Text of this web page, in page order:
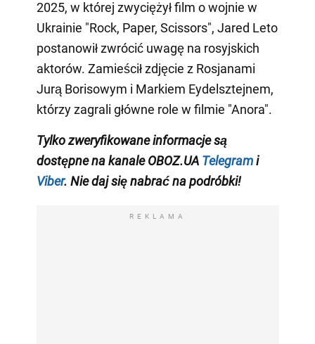
2025, w której zwyciężył film o wojnie w
Ukrainie "Rock, Paper, Scissors", Jared Leto
postanowił zwrócić uwagę na rosyjskich
aktorów. Zamieścił zdjęcie z Rosjanami
Jurą Borisowym i Markiem Eydelsztejnem,
którzy zagrali główne role w filmie "Anora".
Tylkozweryfikowane informacje są
dostępne nakanaleOBOZ.UA Telegrami
Viber. Nie daj się nabrać na podróbki!
REKLAMA